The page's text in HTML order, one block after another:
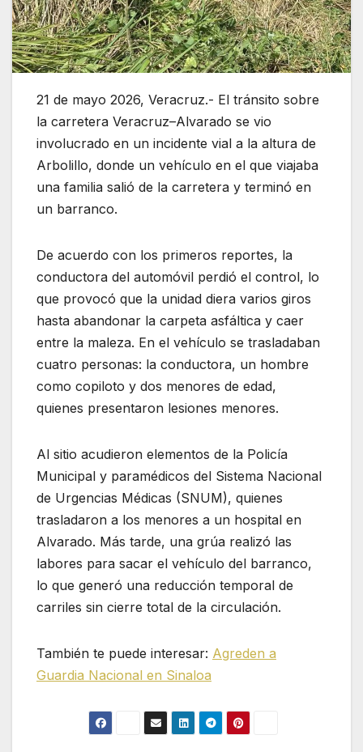
21 de mayo 2026, Veracruz.- El tránsito sobre
la carretera Veracruz–Alvarado se vio
involucrado en un incidente vial a la altura de
Arbolillo, donde un vehículo en el que viajaba
una familia salió de la carretera y terminó en
un barranco.
De acuerdo con los primeros reportes, la
conductora del automóvil perdió el control, lo
que provocó que la unidad diera varios giros
hasta abandonar la carpeta asfáltica y caer
entre la maleza. En el vehículo se trasladaban
cuatro personas: la conductora, un hombre
como copiloto y dos menores de edad,
quienes presentaron lesiones menores.
Al sitio acudieron elementos de la Policía
Municipal y paramédicos del Sistema Nacional
de Urgencias Médicas (SNUM), quienes
trasladaron a los menores a un hospital en
Alvarado. Más tarde, una grúa realizó las
labores para sacar el vehículo del barranco,
lo que generó una reducción temporal de
carriles sin cierre total de la circulación.
También te puede interesar: Agreden a
Guardia Nacional en Sinaloa